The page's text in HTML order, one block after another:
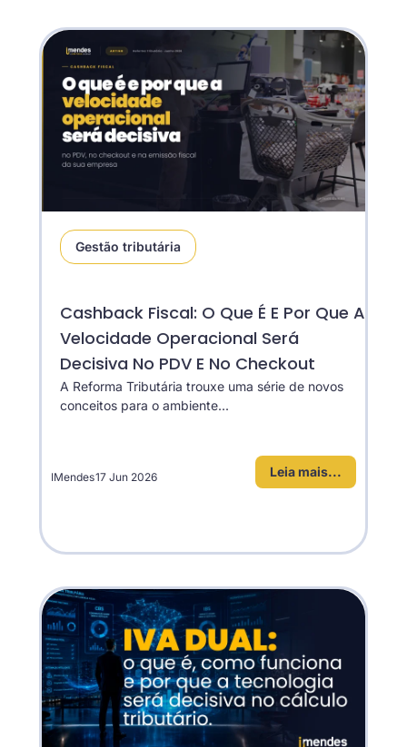
Gestão tributária
Cashback Fiscal: O Que É E Por Que A
Velocidade Operacional Será
Decisiva No PDV E No Checkout
A Reforma Tributária trouxe uma série de novos
conceitos para o ambiente...
Leia mais...
IMendes17 Jun 2026